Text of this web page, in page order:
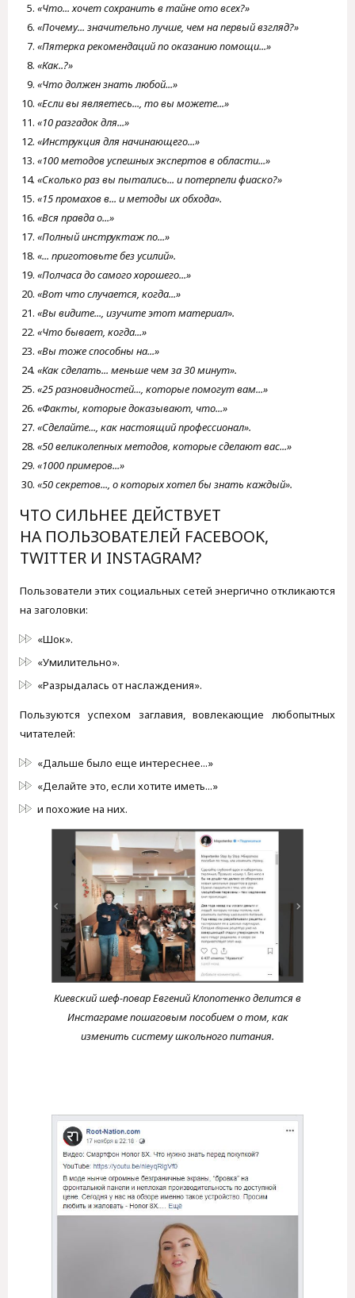
«Что... хочет сохранить в тайне ото всех?»
«Почему... значительно лучше, чем на первый взгляд?»
«Пятерка рекомендаций по оказанию помощи...»
«Как..?»
«Что должен знать любой...»
«Если вы являетесь..., то вы можете...»
«10 разгадок для...»
«Инструкция для начинающего...»
«100 методов успешных экспертов в области...»
«Сколько раз вы пытались... и потерпели фиаско?»
«15 промахов в... и методы их обхода».
«Вся правда о...»
«Полный инструктаж по...»
«... приготовьте без усилий».
«Полчаса до самого хорошего...»
«Вот что случается, когда...»
«Вы видите..., изучите этот материал».
«Что бывает, когда...»
«Вы тоже способны на...»
«Как сделать... меньше чем за 30 минут».
«25 разновидностей..., которые помогут вам...»
«Факты, которые доказывают, что...»
«Сделайте..., как настоящий профессионал».
«50 великолепных методов, которые сделают вас...»
«1000 примеров...»
«50 секретов..., о которых хотел бы знать каждый».
ЧТО СИЛЬНЕЕ ДЕЙСТВУЕТ
НА ПОЛЬЗОВАТЕЛЕЙ FACEBOOK,
TWITTER И INSTAGRAM?
Пользователи этих социальных сетей энергично откликаются
на заголовки:
«Шок».
«Умилительно».
«Разрыдалась от наслаждения».
Пользуются успехом заглавия, вовлекающие любопытных
читателей:
«Дальше было еще интереснее...»
«Делайте это, если хотите иметь...»
и похожие на них.
Киевский шеф-повар Евгений Клопотенко делится в
Инстаграме пошаговым пособием о том, как
изменить систему школьного питания.